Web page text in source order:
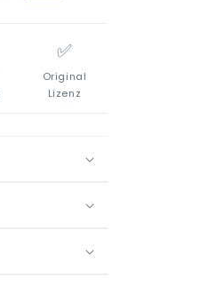
✅
Original
Lizenz